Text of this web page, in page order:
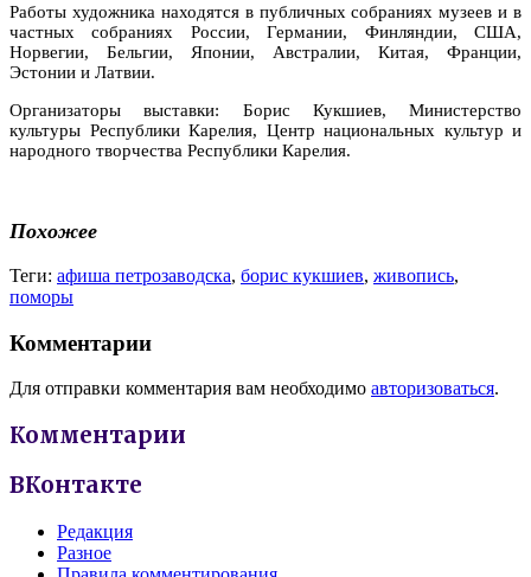
Работы художника находятся в публичных собраниях музеев и в
частных собраниях России, Германии, Финляндии, США,
Норвегии, Бельгии, Японии, Австралии, Китая, Франции,
Эстонии и Латвии.
Организаторы выставки: Борис Кукшиев, Министерство
культуры Республики Карелия, Центр национальных культур и
народного творчества Республики Карелия.
Похожее
Теги: афиша петрозаводска, борис кукшиев, живопись,
поморы
Комментарии
Для отправки комментария вам необходимо авторизоваться.
Комментарии
ВКонтакте
Редакция
Разное